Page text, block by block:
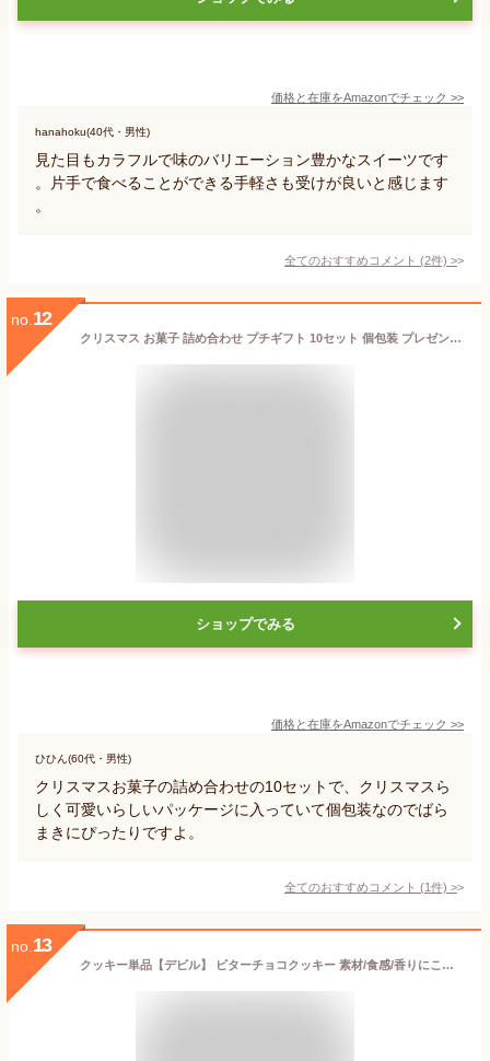
価格と在庫をAmazonでチェック >>
hanahoku(40代・男性)
見た目もカラフルで味のバリエーション豊かなスイーツです
。片手で食べることができる手軽さも受けが良いと感じます
。
全てのおすすめコメント (2件) >
no. 12
クリスマス お菓子 詰め合わせ プチギフト 10セット 個包装 プレゼント包装済み
ショップでみる
価格と在庫をAmazonでチェック >>
ひひん(60代・男性)
クリスマスお菓子の詰め合わせの10セットで、クリスマスら
しく可愛いらしいパッケージに入っていて個包装なのでばら
まきにぴったりですよ。
全てのおすすめコメント (1件) >
no. 13
クッキー単品【デビル】 ビターチョコクッキー 素材/食感/香りにこだわった フランシーズのクッキー 個包装 焼き菓子 1枚/ばら売り SELVICELifeDesign/セルビスライフデザイン